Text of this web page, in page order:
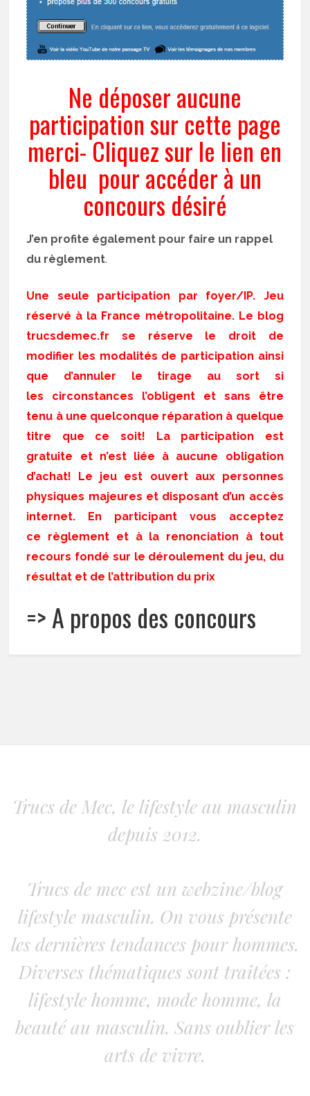
Ne déposer aucune
participation sur cette page
merci- Cliquez sur le lien en
bleu pour accéder à un
concours désiré
J’en profite également pour faire un rappel
du règlement.
Une seule participation par foyer/IP. Jeu
réservé à la France métropolitaine. Le blog
trucsdemec.fr se réserve le droit de
modifier les modalités de participation ainsi
que d’annuler le tirage au sort si
les circonstances l’obligent et sans être
tenu à une quelconque réparation à quelque
titre que ce soit! La participation est
gratuite et n’est liée à aucune obligation
d’achat! Le jeu est ouvert aux personnes
physiques majeures et disposant d’un accès
internet. En participant vous acceptez
ce règlement et à la renonciation à tout
recours fondé sur le déroulement du jeu, du
résultat et de l’attribution du prix
=> A propos des concours
Trucs de Mec, le lifestyle au masculin
depuis 2012.
Trucs de mec est un webzine/blog
lifestyle masculin. On vous présente
les dernières tendances pour hommes.
Diverses thématiques sont traitées :
lifestyle homme, mode homme, la
beauté au masculin. Sans oublier les
arts de vivre.